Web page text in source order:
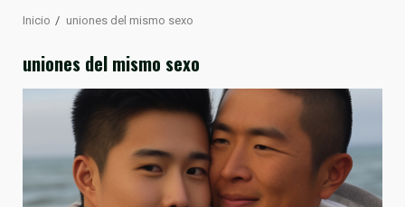
Inicio uniones del mismo sexo
uniones del mismo sexo